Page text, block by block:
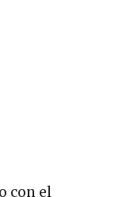
con el